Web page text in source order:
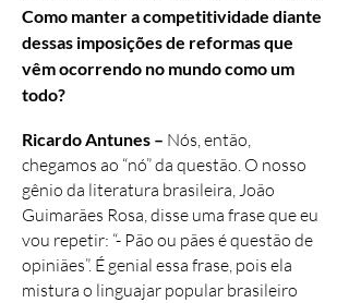
Como manter a competitividade diante
dessas imposições de reformas que
vêm ocorrendo no mundo como um
todo?
Ricardo Antunes – Nós, então,
chegamos ao “nó” da questão. O nosso
gênio da literatura brasileira, João
Guimarães Rosa, disse uma frase que eu
vou repetir: “- Pão ou pães é questão de
opiniães”. É genial essa frase, pois ela
mistura o linguajar popular brasileiro